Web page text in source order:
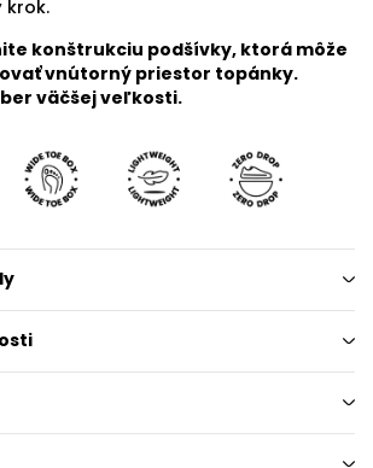
krok.
konštrukciu podšívky, ktorá môže
vnútorný priestor topánky.
väčšej veľkosti.